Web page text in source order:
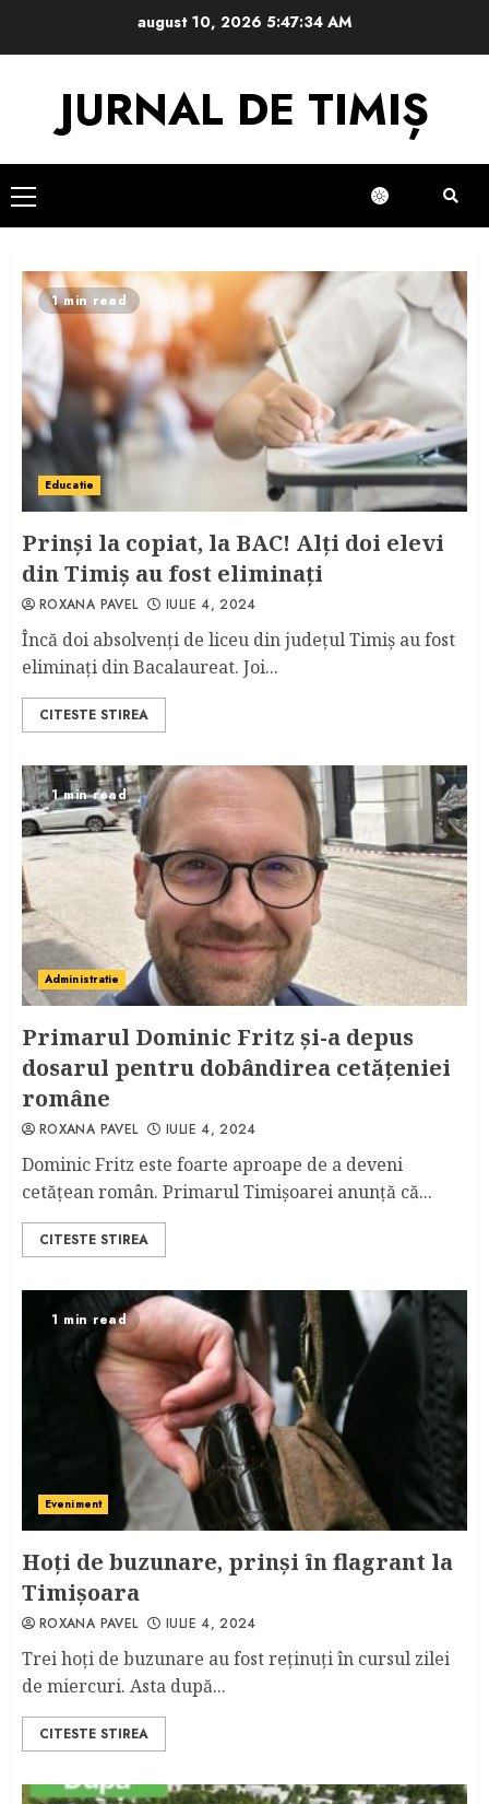
august 10, 2026 5:47:35 AM
JURNAL DE TIMIȘ
Primary
Menu
1 min read
Educatie
Prinși la copiat, la BAC! Alți doi elevi
din Timiș au fost eliminați
ROXANA PAVEL IULIE 4, 2024
Încă doi absolvenți de liceu din județul Timiș au fost
eliminați din Bacalaureat. Joi...
CITESTE STIREA
1 min read
Administratie
Primarul Dominic Fritz și-a depus
dosarul pentru dobândirea cetățeniei
române
ROXANA PAVEL IULIE 4, 2024
Dominic Fritz este foarte aproape de a deveni
cetățean român. Primarul Timișoarei anunță că...
CITESTE STIREA
1 min read
Eveniment
Hoți de buzunare, prinși în flagrant la
Timișoara
ROXANA PAVEL IULIE 4, 2024
Trei hoți de buzunare au fost reținuți în cursul zilei
de miercuri. Asta după...
CITESTE STIREA